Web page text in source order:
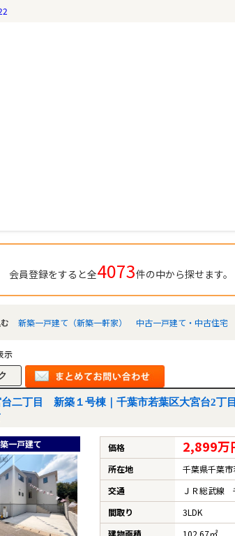
大宮台 の不
会員登録をすると全4073件の中から探せます。
新築一戸建て（新築一軒家） 中古一戸建て・中古住宅
示
台二丁目 新築１号棟｜千葉市若葉区大宮台2丁
一戸建て 価格 2,899万
所在地
千葉県千葉
交通
ＪＲ総武線
間取り
3LDK
建物面積
102.67㎡